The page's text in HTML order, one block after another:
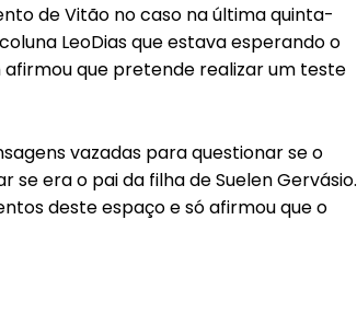
de Vitão no caso na última quinta-
LeoDias que estava esperando o
que pretende realizar um teste
vazadas para questionar se o
era o pai da filha de Suelen Gervásio.
deste espaço e só afirmou que o